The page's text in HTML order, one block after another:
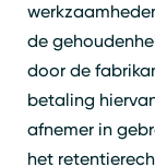
de
door de
betaling
afnemer in
het